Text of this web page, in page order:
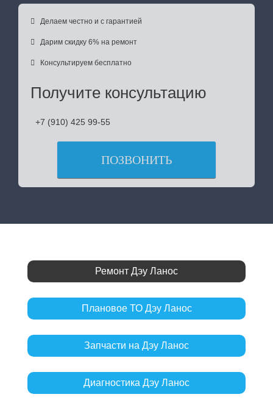
 Делаем честно и с гарантией
 Дарим скидку 6% на ремонт
 Консультируем бесплатно
Получите консультацию
+7 (910) 425 99-55
ПОЗВОНИТЬ
Ремонт Дэу Ланос
Плановое ТО Дэу Ланос
Запчасти на Дэу Ланос
Диагностика Дэу Ланос